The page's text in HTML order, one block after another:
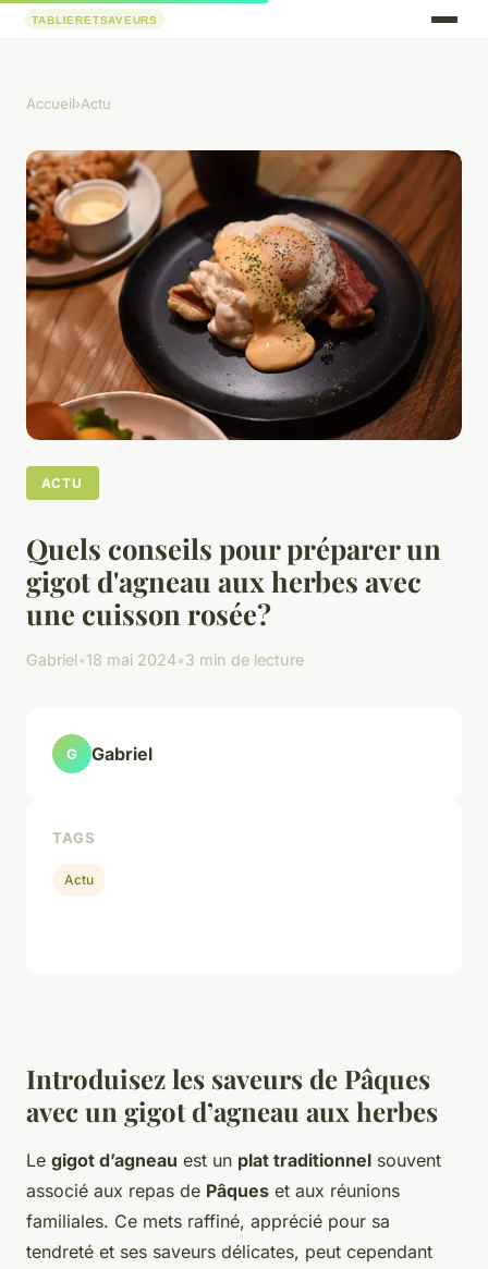
Accueil›Actu
ACTU
Quels conseils pour préparer un
gigot d'agneau aux herbes avec
une cuisson rosée?
Gabriel•18 mai 2024•3 min de lecture
Introduisez les saveurs de Pâques
avec un gigot d’agneau aux herbes
Le gigot d’agneau est un plat traditionnel souvent
associé aux repas de Pâques et aux réunions
familiales. Ce mets raffiné, apprécié pour sa
tendreté et ses saveurs délicates, peut cependant
G Gabriel
TAGS
Actu